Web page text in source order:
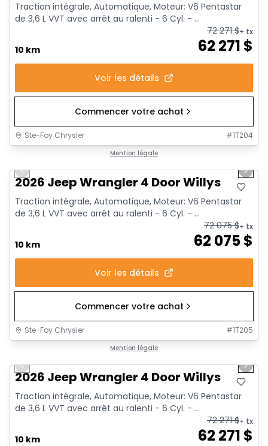
Traction intégrale, Automatique, Moteur: V6 Pentastar
de 3,6 L VVT avec arrêt au ralenti - 6 Cyl. - ...
10 km 62 271 $
72 271$+ tx
Voir les détails
Commencer votre achat
Ste-Foy Chrysler #1T204
Mention légale
Previous slide
Next
2026 Jeep Wrangler 4 Door Willys
Traction intégrale, Automatique, Moteur: V6 Pentastar
de 3,6 L VVT avec arrêt au ralenti - 6 Cyl. - ...
10 km 62 075$
72 075$+ tx
Voir les détails
Commencer votre achat
Ste-Foy Chrysler #1T205
Mention légale
Previous slide
Next
2026 Jeep Wrangler 4 Door Willys
Traction intégrale, Automatique, Moteur: V6 Pentastar
de 3,6 L VVT avec arrêt au ralenti - 6 Cyl. - ...
10 km 62 271 $
72 271$+ tx